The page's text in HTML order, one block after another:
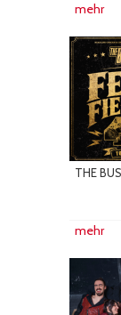
mehr
THE
mehr